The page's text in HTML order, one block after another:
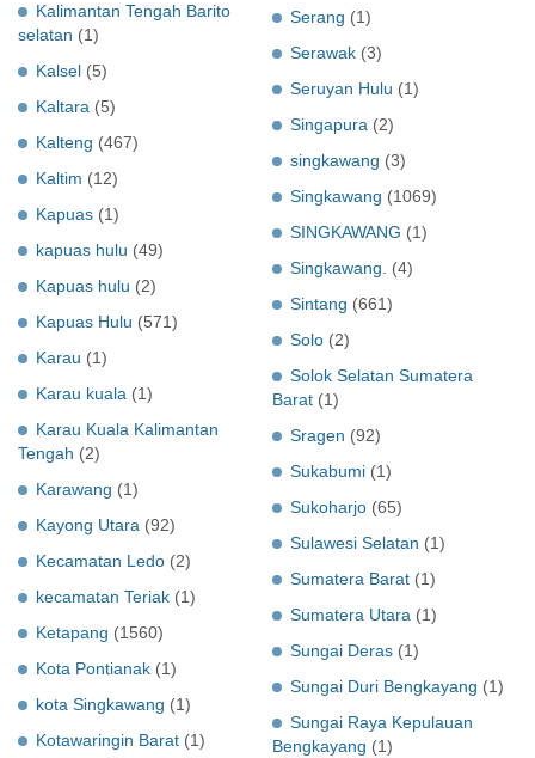
Kalimantan Tengah Barito
selatan (1)
Kalsel (5)
Kaltara (5)
Kalteng (467)
Kaltim (12)
Kapuas (1)
kapuas hulu (49)
Kapuas hulu (2)
Kapuas Hulu (571)
Karau (1)
Karau kuala (1)
Karau Kuala Kalimantan
Tengah (2)
Karawang (1)
Kayong Utara (92)
Kecamatan Ledo (2)
kecamatan Teriak (1)
Ketapang (1560)
Kota Pontianak (1)
kota Singkawang (1)
Kotawaringin Barat (1)
Serang (1)
Serawak (3)
Seruyan Hulu (1)
Singapura (2)
singkawang (3)
Singkawang (1069)
SINGKAWANG (1)
Singkawang.
(4)
Sintang (661)
Solo (2)
Solok Selatan Sumatera
Barat (1)
Sragen (92)
Sukabumi (1)
Sukoharjo (65)
Sulawesi Selatan (1)
Sumatera Barat (1)
Sumatera Utara (1)
Sungai Deras (1)
Sungai Duri Bengkayang (1)
Sungai Raya Kepulauan
Bengkayang (1)